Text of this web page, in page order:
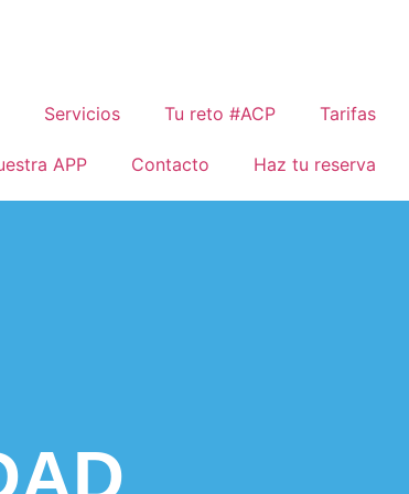
Servicios Tu reto #ACP Tarifas
APP Contacto Haz tu reserva